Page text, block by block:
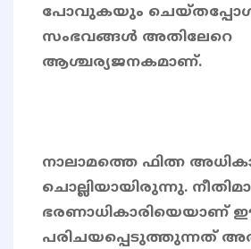
പോവുകയും ചെയ്തപ്പോൾ
സംഭവങ്ങൾ അതിലേറെ
ആശ്ചര്യജനകമാണ്.
നാലാമത്തെ ഫിത്ന
ചൊല്ലിയായിരുന്നു.
ഭരണാധികാരിയെയാണ്
പരിചയപ്പെടുത്തുന്നത്